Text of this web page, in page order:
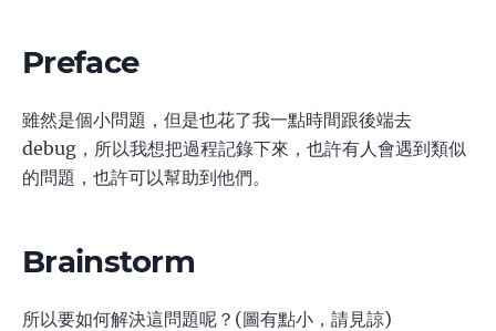
Preface
雖然是個小問題，但是也花了我一點時間跟後端去
debug，所以我想把過程記錄下來，也許有人會遇到類似
的問題，也許可以幫助到他們。
Brainstorm
所以要如何解決這問題呢？(圖有點小，請見諒)